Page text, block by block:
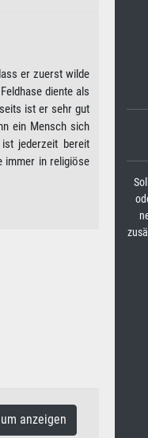
er zuerst wilde
diente als
ist er sehr gut
ein Mensch sich
jederzeit bereit
immer in religiöse
anzeigen